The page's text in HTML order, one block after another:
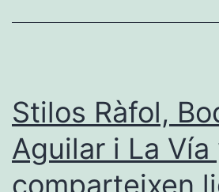
Stilos Ràfol,
Aguilar i La Vía